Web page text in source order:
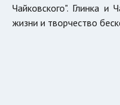
Чайковского". Глинка и
жизни и творчество